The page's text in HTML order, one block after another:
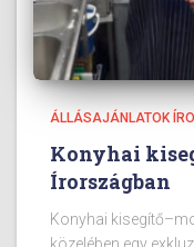
ÁLLÁSAJÁNLATOK
Konyhai
Írországban
Konyhai